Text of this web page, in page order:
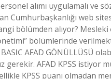
alımı uygulamalı ve
Cumhurbaşkanlığı web
bölümden alıyor?
bölümlerinde
AFAD GÖNÜLLÜSÜ
gerekir. AFAD KPSS istiyor
KPSS puanı olmadan